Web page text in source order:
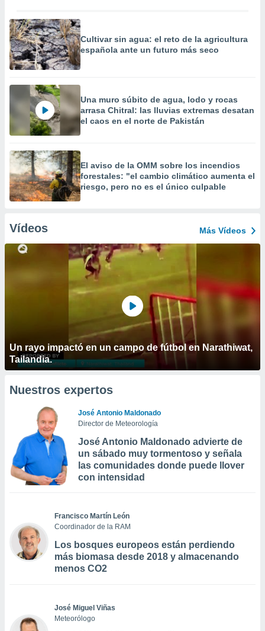
Cultivar sin agua: el reto de la agricultura
española ante un futuro más seco
Una muro súbito de agua, lodo y rocas
arrasa Chitral: las lluvias extremas desatan
el caos en el norte de Pakistán
El aviso de la OMM sobre los incendios
forestales: "el cambio climático aumenta el
riesgo, pero no es el único culpable
Vídeos Más Vídeos
Un rayo impactó en un campo de fútbol en Narathiwat,
Tailandia.
Nuestros expertos
José Antonio Maldonado
Director de Meteorología
José Antonio Maldonado advierte de
un sábado muy tormentoso y señala
las comunidades donde puede llover
con intensidad
Francisco Martín León
Coordinador de la RAM
Los bosques europeos están perdiendo
más biomasa desde 2018 y almacenando
menos CO2
José Miguel Viñas
Meteorólogo